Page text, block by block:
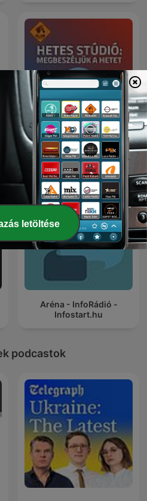
Hetes Stúdió:
Megbeszéljük a hetet
Aréna - InfoRádió -
Infostart.hu
podcastok
letöltése